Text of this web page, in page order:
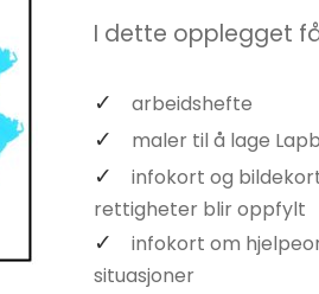
I dette opplegget
arbeidshefte
maler til å lage
infokort og
rettigheter blir oppfylt
infokort om
situasjoner